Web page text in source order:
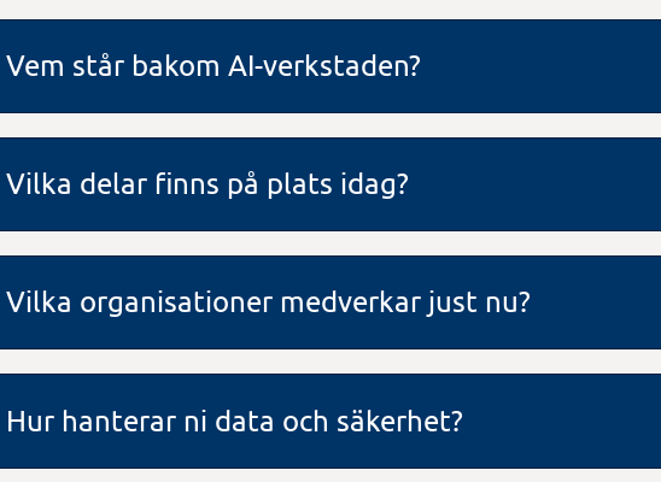
Vem står bakom AI-verkstaden?
Vilka delar finns på plats idag?
Vilka organisationer medverkar just nu?
Hur hanterar ni data och säkerhet?